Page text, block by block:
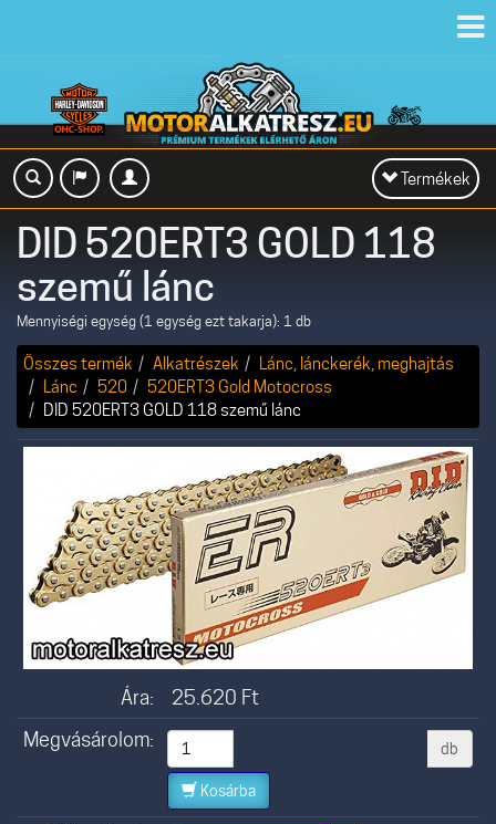
Toggle
navigation
Termékek
DID 520ERT3 GOLD 118
szemű lánc
Mennyiségi egység (1 egység ezt takarja): 1 db
Összes termék Alkatrészek
Lánc, lánckerék, meghajtás
Lánc
520
520ERT3 Gold Motocross
DID 520ERT3 GOLD 118 szemű lánc
Ára: 25.620 Ft
Megvásárolom:
db
Kosárba